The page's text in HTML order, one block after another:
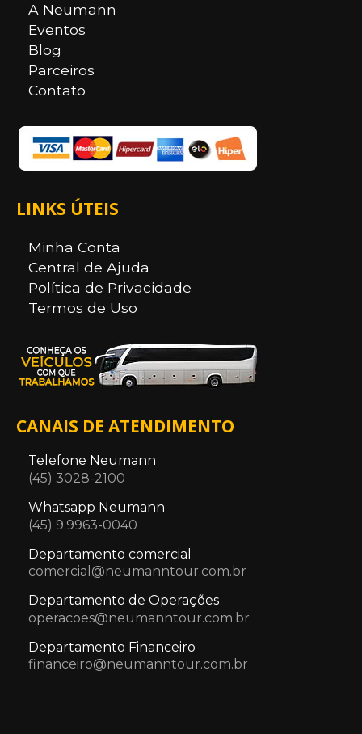
A Neumann
Eventos
Blog
Parceiros
Contato
LINKS ÚTEIS
Minha Conta
Central de Ajuda
Política de Privacidade
Termos de Uso
CANAIS DE ATENDIMENTO
Telefone Neumann
(45) 3028-2100
Whatsapp Neumann
(45) 9.9963-0040
Departamento comercial
comercial@neumanntour.com.br
Departamento de Operações
operacoes@neumanntour.com.br
Departamento Financeiro
financeiro@neumanntour.com.br